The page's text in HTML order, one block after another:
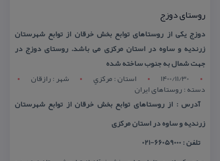
روستای دوزج
دوزج یكی از روستاهای توابع بخش خرقان از توابع شهرستان
زرندیه و ساوه در استان مركزی می باشد. روستای دوزج در
جهت شمال به جنوب ساخته شده
1400/11/30
استان : مرکزي شهر : رازقان
دسته : روستاهای ایران
آدرس : از روستاهای توابع بخش خرقان از توابع شهرستان
زرندیه و ساوه در استان مركزی
تلفن : 66059000-021